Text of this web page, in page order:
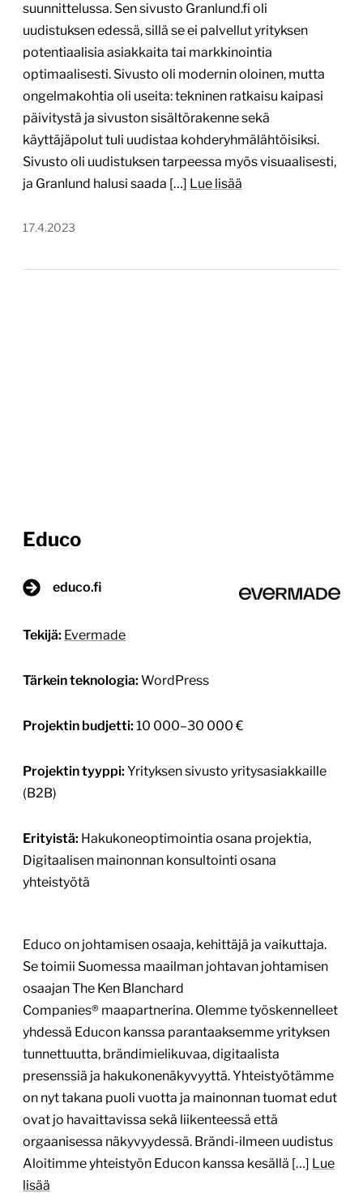
suunnittelussa. Sen sivusto Granlund.fi oli
uudistuksen edessä, sillä se ei palvellut yrityksen
potentiaalisia asiakkaita tai markkinointia
optimaalisesti. Sivusto oli modernin oloinen, mutta
ongelmakohtia oli useita: tekninen ratkaisu kaipasi
päivitystä ja sivuston sisältörakenne sekä
käyttäjäpolut tuli uudistaa kohderyhmälähtöisiksi.
Sivusto oli uudistuksen tarpeessa myös visuaalisesti,
ja Granlund halusi saada […] Lue lisää
17.4.2023
Educo
educo.fi
Tekijä: Evermade
Tärkein teknologia: WordPress
Projektin budjetti: 10 000–30 000 €
Projektin tyyppi: Yrityksen sivusto yritysasiakkaille
(B2B)
Erityistä: Hakukoneoptimointia osana projektia,
Digitaalisen mainonnan konsultointi osana
yhteistyötä
Educo on johtamisen osaaja, kehittäjä ja vaikuttaja.
Se toimii Suomessa maailman johtavan johtamisen
osaajan The Ken Blanchard
Companies® maapartnerina. Olemme työskennelleet
yhdessä Educon kanssa parantaaksemme yrityksen
tunnettuutta, brändimielikuvaa, digitaalista
presenssiä ja hakukonenäkyvyyttä. Yhteistyötämme
on nyt takana puoli vuotta ja mainonnan tuomat edut
ovat jo havaittavissa sekä liikenteessä että
orgaanisessa näkyvyydessä. Brändi-ilmeen uudistus
Aloitimme yhteistyön Educon kanssa kesällä […] Lue
lisää